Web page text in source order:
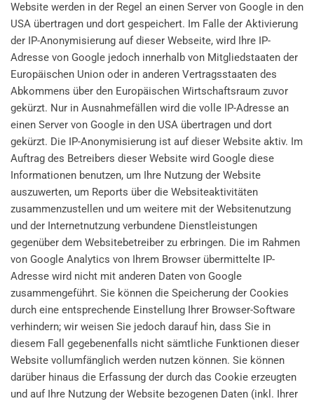
Website werden in der Regel an einen Server von Google in den
USA übertragen und dort gespeichert. Im Falle der Aktivierung
der IP-Anonymisierung auf dieser Webseite, wird Ihre IP-
Adresse von Google jedoch innerhalb von Mitgliedstaaten der
Europäischen Union oder in anderen Vertragsstaaten des
Abkommens über den Europäischen Wirtschaftsraum zuvor
gekürzt. Nur in Ausnahmefällen wird die volle IP-Adresse an
einen Server von Google in den USA übertragen und dort
gekürzt. Die IP-Anonymisierung ist auf dieser Website aktiv. Im
Auftrag des Betreibers dieser Website wird Google diese
Informationen benutzen, um Ihre Nutzung der Website
auszuwerten, um Reports über die Websiteaktivitäten
zusammenzustellen und um weitere mit der Websitenutzung
und der Internetnutzung verbundene Dienstleistungen
gegenüber dem Websitebetreiber zu erbringen. Die im Rahmen
von Google Analytics von Ihrem Browser übermittelte IP-
Adresse wird nicht mit anderen Daten von Google
zusammengeführt. Sie können die Speicherung der Cookies
durch eine entsprechende Einstellung Ihrer Browser-Software
verhindern; wir weisen Sie jedoch darauf hin, dass Sie in
diesem Fall gegebenenfalls nicht sämtliche Funktionen dieser
Website vollumfänglich werden nutzen können. Sie können
darüber hinaus die Erfassung der durch das Cookie erzeugten
und auf Ihre Nutzung der Website bezogenen Daten (inkl. Ihrer